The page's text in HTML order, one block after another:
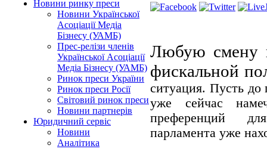
Новини ринку преси
Новини Української
Асоціації Медіа
Бізнесу (УАМБ)
Прес-релізи членів
Української Асоціації
Медіа Бізнесу (УАМБ)
Ринок преси України
Ринок преси Росії
Світовий ринок преси
Новини партнерів
Юридичний сервіс
Новини
Аналітика
Любую смену
фискальной
ситуация. Пусть
уже сейчас
преференций
парламента уже